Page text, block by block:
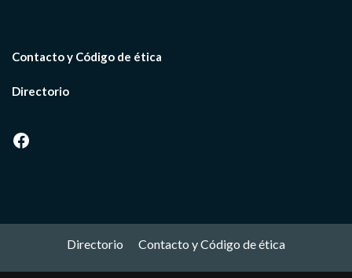
Contacto y Código de ética
Directorio
Facebook
Directorio Contacto y Código de ética